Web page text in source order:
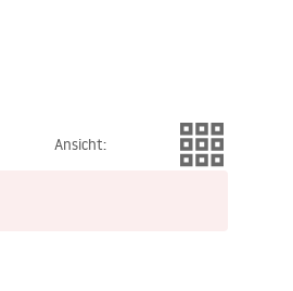
Ansicht: